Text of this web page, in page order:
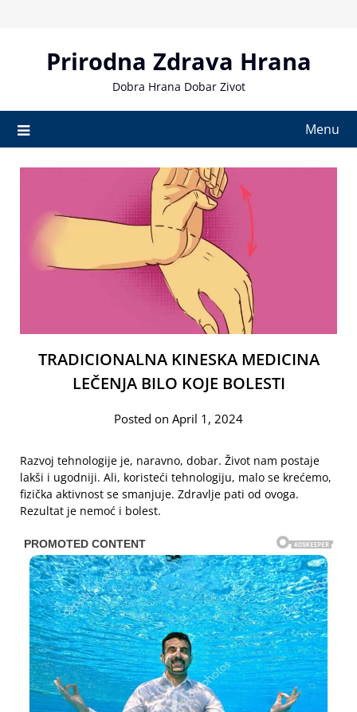
Prirodna Zdrava Hrana
Dobra Hrana Dobar Zivot
Menu
TRADICIONALNA KINESKA MEDICINA
LEČENJA BILO KOJE BOLESTI
Posted on April 1, 2024
Razvoj tehnologije je, naravno, dobar. Život nam postaje
lakši i ugodniji. Ali, koristeći tehnologiju, malo se krećemo,
fizička aktivnost se smanjuje. Zdravlje pati od ovoga.
Rezultat je nemoć i bolest.